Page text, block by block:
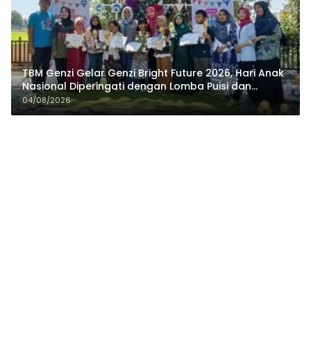
TBM Genzi Gelar Genzi Bright Future 2026, Hari Anak
Nasional Diperingati dengan Lomba Puisi dan
Tembang Dolanan
04/08/2026